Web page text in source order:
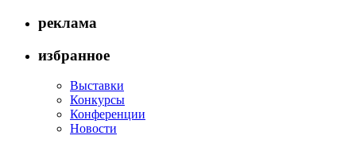
реклама
избранное
Выставки
Конкурсы
Конференции
Новости